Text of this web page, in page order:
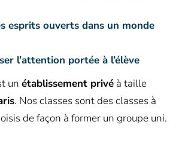
esprits ouverts dans un monde
l’attention portée à l’élève
un établissement privéà taille
. Nos classes sont des classes à
de façon à former un groupe uni.